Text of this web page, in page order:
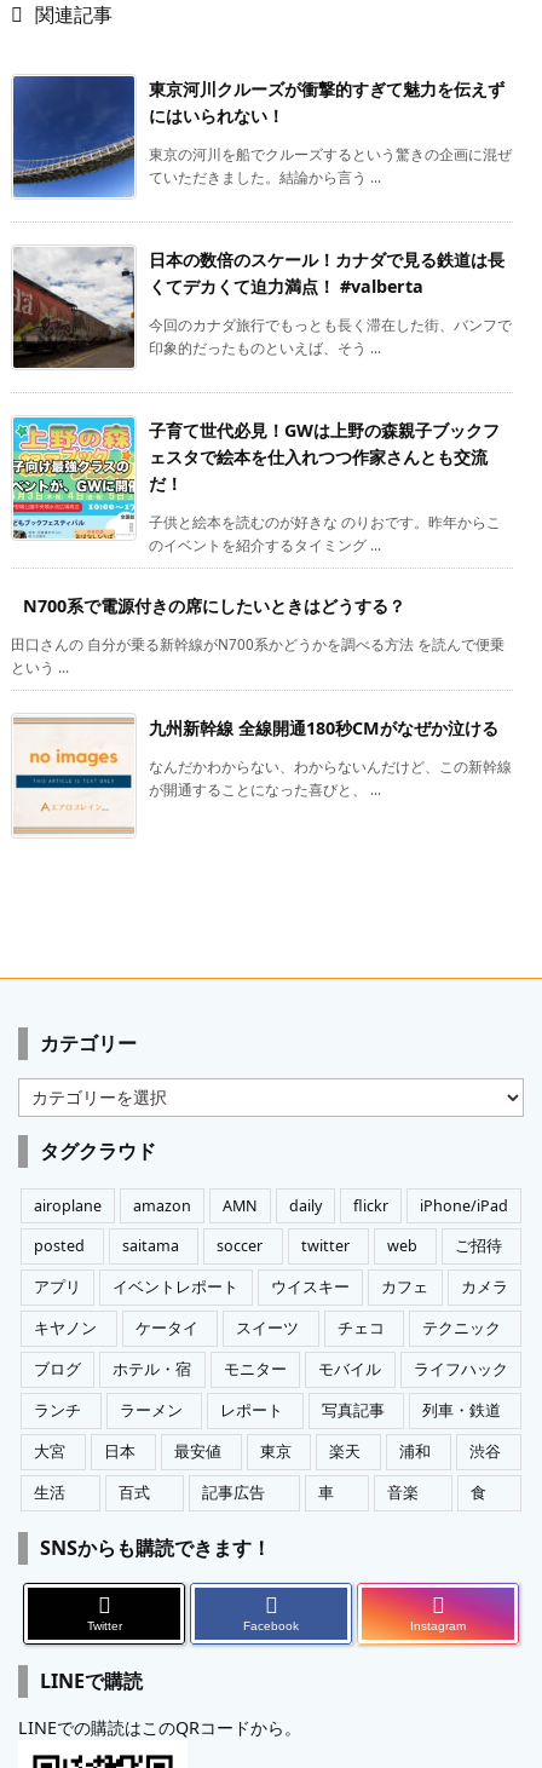
 関連記事
東京河川クルーズが衝撃的すぎて魅力を伝えず
にはいられない！
東京の河川を船でクルーズするという驚きの企画に混ぜ
ていただきました。結論から言う ...
日本の数倍のスケール！カナダで見る鉄道は長
くてデカくて迫力満点！ #valberta
今回のカナダ旅行でもっとも長く滞在した街、バンフで
印象的だったものといえば、そう ...
子育て世代必見！GWは上野の森親子ブックフ
ェスタで絵本を仕入れつつ作家さんとも交流
だ！
子供と絵本を読むのが好きな のりおです。昨年からこ
のイベントを紹介するタイミング ...
N700系で電源付きの席にしたいときはどうする？
田口さんの 自分が乗る新幹線がN700系かどうかを調べる方法 を読んで便乗
という ...
九州新幹線 全線開通180秒CMがなぜか泣ける
なんだかわからない、わからないんだけど、この新幹線
が開通することになった喜びと、 ...
カテゴリー
カ
テ
ゴ
リ
ー
タグクラウド
airoplane amazon AMN daily flickr
iPhone/iPad
posted
saitama soccer twitter web
ご招待
アプリ
イベントレポート ウイスキー カフェ
カメラ
キヤノン
ケータイ スイーツ チェコ
テクニック
ブログ
ホテル・宿 モニター モバイル
ライフハック
ランチ
ラーメン レポート 写真記事
列車・鉄道
大宮
日本 最安値 東京 楽天 浦和
渋谷
生活
百式 記事広告 車 音楽 食
SNSからも購読できます！
Twitter Facebook Instagram
LINEで購読
LINEでの購読はこのQRコードから。